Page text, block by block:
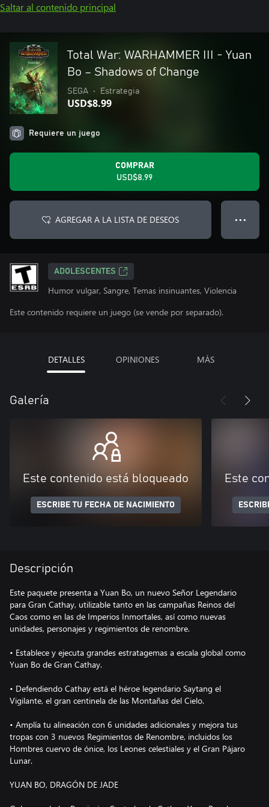
Saltar al contenido principal
Total War: WARHAMMER III - Yuan
Bo – Shadows of Change
SEGA • Estrategia
USD$8.99
Requiere un juego
COMPRAR
USD$8.99
AGREGAR A LA LISTA DE DESEOS ● ● ●
ADOLESCENTES
Humor vulgar, Sangre, Temas insinuantes, Violencia
Este contenido requiere un juego (se vende por separado).
DETALLES OPINIONES MÁS
Galería
Este contenido está bloqueado
ESCRIBE TU FECHA DE NACIMIENTO
Este
Descripción
Este paquete presenta a Yuan Bo, un nuevo Señor Legendario
para Gran Cathay, utilizable tanto en las campañas Reinos del
Caos como en las de Imperios Inmortales, así como nuevas
unidades, personajes y regimientos de renombre.
• Establece y ejecuta grandes estratagemas a escala global como
Yuan Bo de Gran Cathay.
• Defendiendo Cathay está el héroe legendario Saytang el
Vigilante, el gran centinela de las Montañas del Cielo.
​​• Amplía tu alineación con 6 unidades adicionales y mejora tus
tropas con 3 nuevos Regimientos de Renombre, incluidos los
Hombres cuervo de ónice, los Leones celestiales y el Gran Pájaro
Lunar.
YUAN BO, DRAGÓN DE JADE